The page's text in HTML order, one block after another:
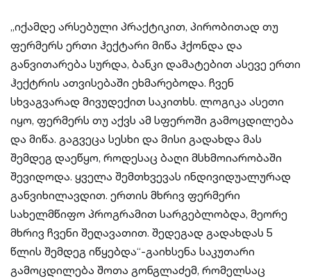
„იქამდე არსებული პრაქტიკით, პირობითად თუ
ფერმერს ერთი ჰექტარი მიწა ჰქონდა და
განვითარება სურდა, ბანკი დამატებით ასევე ერთი
ჰექტრის ათვისებაში ეხმარებოდა. ჩვენ
სხვაგვარად მივუდექით საკითხს. ლოგიკა ასეთი
იყო, ფერმერს თუ აქვს ამ სფეროში გამოცდილება
და მიწა. გაგვეცა სესხი და მისი გადახდა მას
შემდეგ დაეწყო, როდესაც ბაღი მსხმოიარობაში
შევიდოდა. ყველა შემთხვევას ინდივიდუალურად
განვიხილავდით. ერთის მხრივ ფერმერი
სახელმწიფო პროგრამით სარგებლობდა, მეორე
მხრივ ჩვენი შეღავათით. შედეგად გადახდას 5
წლის შემდეგ იწყებდა“-გაიხსენა საკუთარი
გამოცდილება შოთა გონგლაძემ, რომელსაც